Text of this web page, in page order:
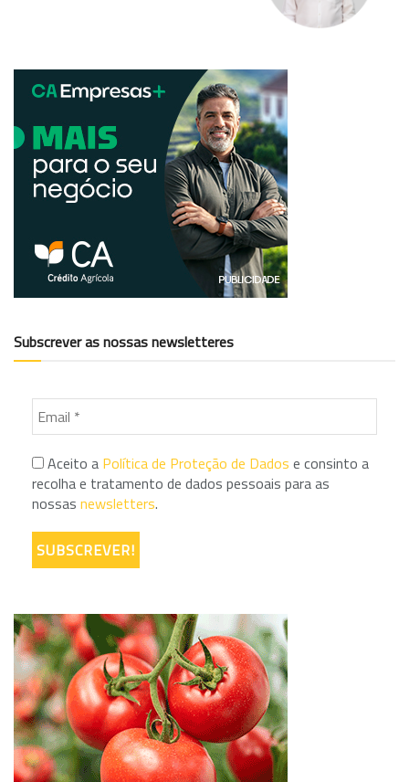
Subscrever as nossas newsletteres
Aceito a Política de Proteção de Dados e consinto a
recolha e tratamento de dados pessoais para as
nossas newsletters.